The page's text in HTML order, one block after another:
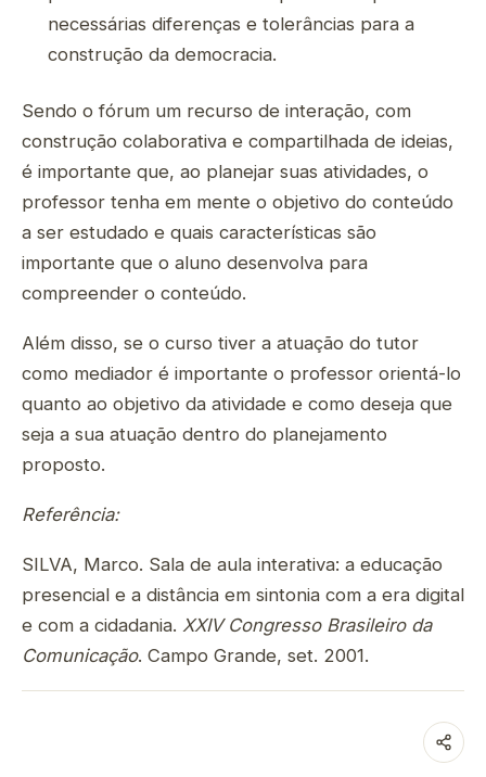
necessárias diferenças e tolerâncias para a
construção da democracia.
Sendo o fórum um recurso de interação, com
construção colaborativa e compartilhada de ideias,
é importante que, ao planejar suas atividades, o
professor tenha em mente o objetivo do conteúdo
a ser estudado e quais características são
importante que o aluno desenvolva para
compreender o conteúdo.
Além disso, se o curso tiver a atuação do tutor
como mediador é importante o professor orientá-lo
quanto ao objetivo da atividade e como deseja que
seja a sua atuação dentro do planejamento
proposto.
Referência:
SILVA, Marco. Sala de aula interativa: a educação
presencial e a distância em sintonia com a era digital
e com a cidadania. XXIV Congresso Brasileiro da
Comunicação. Campo Grande, set. 2001.